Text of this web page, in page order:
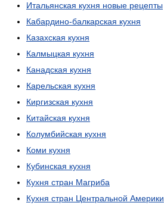
Итальянская кухня новые рецепты
Кабардино-балкарская кухня
Казахская кухня
Калмыцкая кухня
Канадская кухня
Карельская кухня
Киргизская кухня
Китайская кухня
Колумбийская кухня
Коми кухня
Кубинская кухня
Кухня стран Магриба
Кухня стран Центральной Америки